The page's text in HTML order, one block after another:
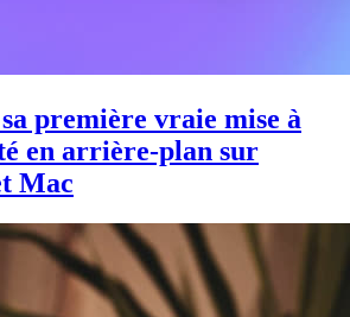
première vraie mise à
en arrière-plan sur
Mac